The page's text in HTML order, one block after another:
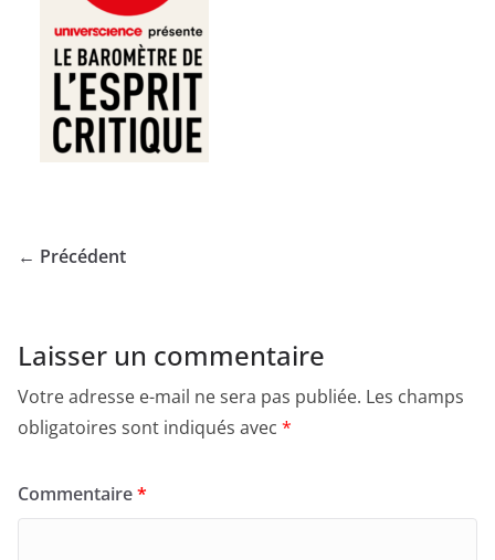
← Précédent
Laisser un commentaire
Votre adresse e-mail ne sera pas publiée. Les champs
obligatoires sont indiqués avec *
Commentaire*